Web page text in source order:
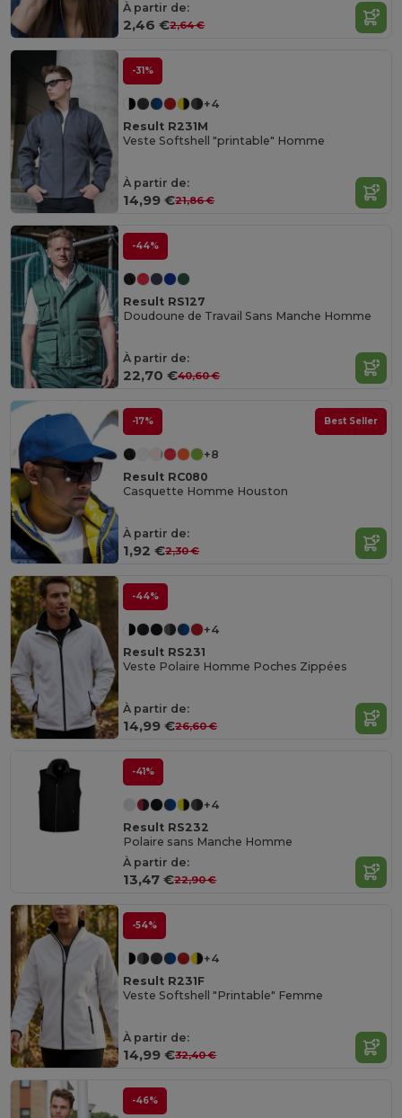
À partir de:
2,46 €2,64 €
-31%
+4
Result R231M
Veste Softshell "printable" Homme
À partir de:
14,99 €21,86 €
-44%
Result RS127
Doudoune de Travail Sans Manche Homme
À partir de:
22,70 €40,60 €
-17% Best Seller
+8
Result RC080
Casquette Homme Houston
À partir de:
1,92 €2,30 €
-44%
+4
Result RS231
Veste Polaire Homme Poches Zippées
À partir de:
14,99 €26,60 €
-41%
+4
Result RS232
Polaire sans Manche Homme
À partir de:
13,47 €22,90 €
-54%
+4
Result R231F
Veste Softshell "Printable" Femme
À partir de:
14,99 €32,40 €
-46%